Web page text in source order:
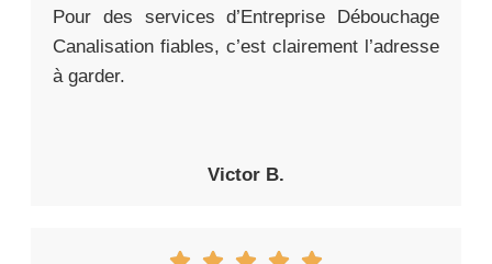
Pour des services d’Entreprise Débouchage
Canalisation fiables, c’est clairement l’adresse
à garder.
Victor B.